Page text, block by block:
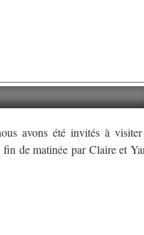
avons été invités à
de matinée par Claire et